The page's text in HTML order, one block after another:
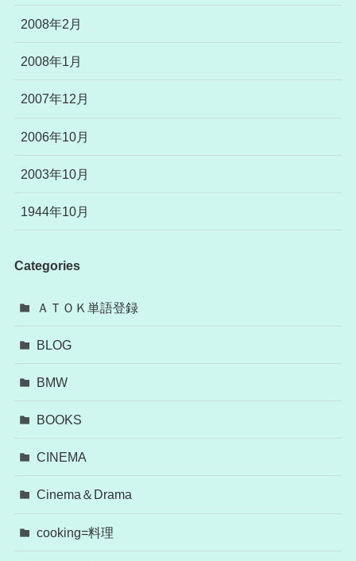
2008年2月
2008年1月
2007年12月
2006年10月
2003年10月
1944年10月
Categories
ＡＴＯＫ単語登録
BLOG
BMW
BOOKS
CINEMA
Cinema＆Drama
cooking=料理